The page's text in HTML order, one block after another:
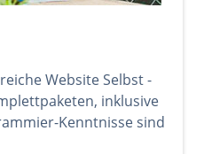
Website Selbst -
inklusive
Kenntnisse sind